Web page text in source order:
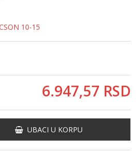
10-15
6.947,57 RSD
UBACI U KORPU